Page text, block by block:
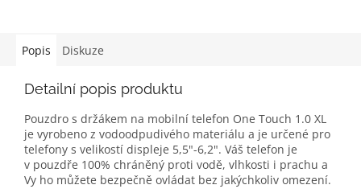
Popis Diskuze
Detailní popis produktu
Pouzdro s držákem na mobilní telefon One Touch 1.0 XL
je vyrobeno z vodoodpudivého materiálu a je určené pro
telefony s velikostí displeje 5,5"-6,2". Váš telefon je
v pouzdře 100% chráněný proti vodě, vlhkosti i prachu a
Vy ho můžete bezpečně ovládat bez jakýchkoliv omezení.